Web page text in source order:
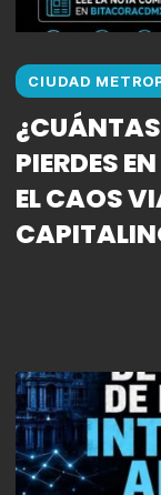
CIUDAD
PIERDES
EL CAOS